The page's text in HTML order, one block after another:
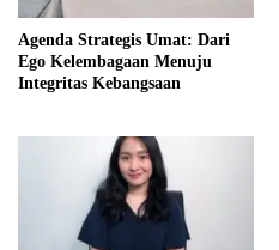
Agenda Strategis Umat: Dari
Ego Kelembagaan Menuju
Integritas Kebangsaan